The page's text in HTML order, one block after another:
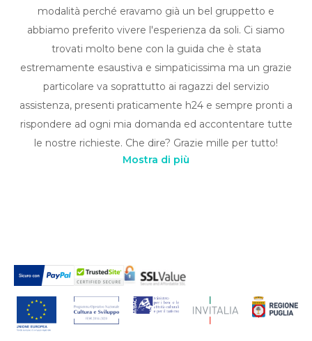
modalità perché eravamo già un bel gruppetto e
abbiamo preferito vivere l'esperienza da soli. Ci siamo
trovati molto bene con la guida che è stata
estremamente esaustiva e simpaticissima ma un grazie
particolare va soprattutto ai ragazzi del servizio
assistenza, presenti praticamente h24 e sempre pronti a
rispondere ad ogni mia domanda ed accontentare tutte
le nostre richieste. Che dire? Grazie mille per tutto!
Mostra di più